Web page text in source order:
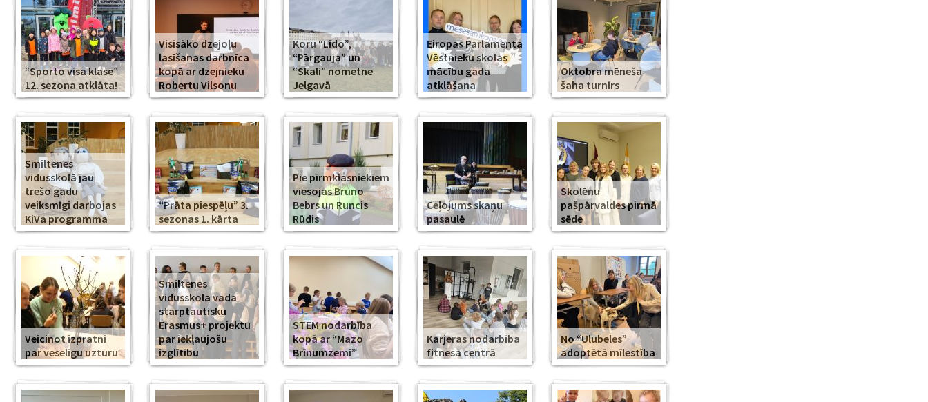
“Sporto visa klase”
12. sezona atklāta!
Visīsāko dzejoļu
lasīšanas darbnīca
kopā ar dzejnieku
Robertu Vilsonu
Koru “Lido”,
“Pārgauja” un
“Skali” nometne
Jelgavā
Eiropas Parlamenta
Vēstnieku skolas
mācību gada
atklāšana
Oktobra mēneša
šaha turnīrs
Smiltenes
vidusskolā jau
trešo gadu
veiksmīgi darbojas
KiVa programma
“Prāta piespēļu” 3.
sezonas 1. kārta
Pie pirmklasniekiem
viesojas Bruno
Bebrs un Runcis
Rūdis
Ceļojums skaņu
pasaulē
Skolēnu
pašpārvaldes pirmā
sēde
Veicinot izpratni
par veselīgu uzturu
Smiltenes
vidusskola vada
starptautisku
Erasmus+ projektu
par iekļaujošu
izglītību
STEM nodarbība
kopā ar “Mazo
Brīnumzemi”
Karjeras nodarbība
fitnesa centrā
No “Ulubeles”
adoptētā mīlestība